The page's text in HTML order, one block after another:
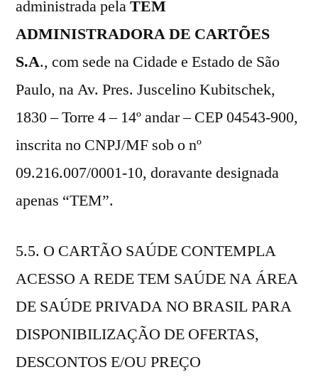
administrada pelaTEM
ADMINISTRADORA DE CARTÕES
S.A., com sede na Cidade e Estado de São
Paulo, na Av. Pres. Juscelino Kubitschek,
1830 – Torre 4 – 14º andar – CEP 04543-900,
inscrita no CNPJ/MF sob o nº
09.216.007/0001-10, doravante designada
apenas “TEM”.
5.5. O CARTÃO SAÚDE CONTEMPLA
ACESSO A REDE TEM SAÚDE NA ÁREA
DE SAÚDE PRIVADA NO BRASIL PARA
DISPONIBILIZAÇÃO DE OFERTAS,
DESCONTOS E/OU PREÇO